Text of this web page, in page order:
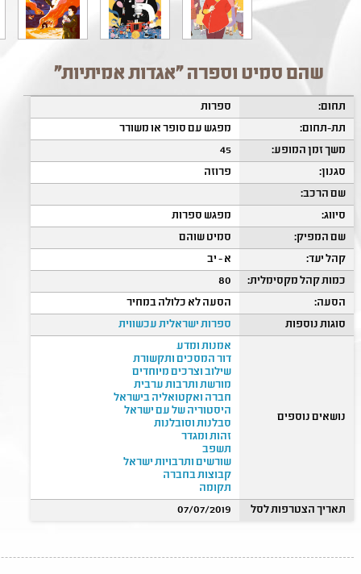
שהם סמיט וספרה "אגדות אמיתיות"
תחום:
ספרות
תת-תחום:
מפגש עם סופר או משורר
משך זמן המופע:
45
סגנון:
פרוזה
שם הרכב:
סיווג:
מפגש ספרות
שם המפיק:
סמיט שוהם
קהל יעד:
א - יב
כמות קהל מקסימלית:
80
הסעה:
הסעה לא כלולה במחיר
סוגות נוספות
ספרות ישראלית עכשווית
נושאים נוספים
אמנות ומדע
דור המסכים ותקשורת
שילוב וצרכים מיוחדים
מורשת ותרבות ערבית
חברה ואקטואליה בישראל
היסטוריה של עם ישראל
סבלנות וסובלנות
זהות ומגדר
תשפב
שורשים ותרבויות ישראל
קבוצות בחברה
תקומה
תאריך הצטרפות לסל
07/07/2019